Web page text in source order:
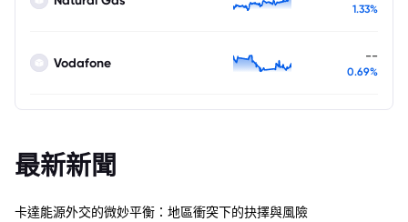
1.33%
Vodafone --
0.69%
最新新聞
卡達能源外交的微妙平衡：地區衝突下的抉擇與風險